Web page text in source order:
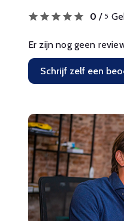
0 / 5
Er zijn nog geen
Schrijf zelf een